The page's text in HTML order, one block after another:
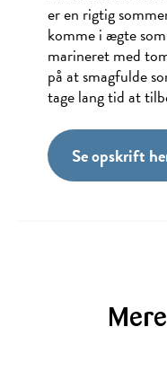
er en rigtig
komme i ægte
marineret med
på at smagfulde
tage lang tid at
Se opskrift